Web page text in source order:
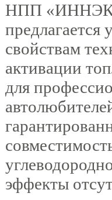
НПП
предлагается
свойствам
активации
для
эффекты